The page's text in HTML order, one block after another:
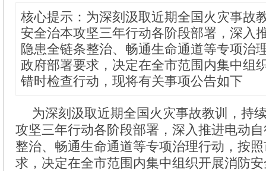
核心提示：为深刻汲取近期全国火灾事故
安全治本攻坚三年行动各阶段部署，深入
隐患全链条整治、畅通生命通道等专项治
政府部署要求，决定在全市范围内集中组
错时检查行动，现将有关事项公告如下
为深刻汲取近期全国火灾事故教训，持
攻坚三年行动各阶段部署，深入推进电动
整治、畅通生命通道等专项治理行动，按
求，决定在全市范围内集中组织开展消防